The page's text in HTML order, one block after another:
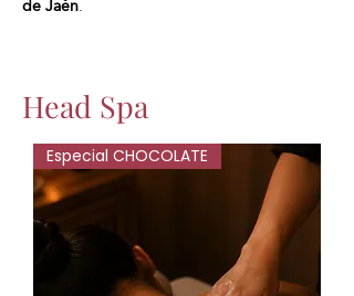
Especial CHOCOLATE
Head Spa